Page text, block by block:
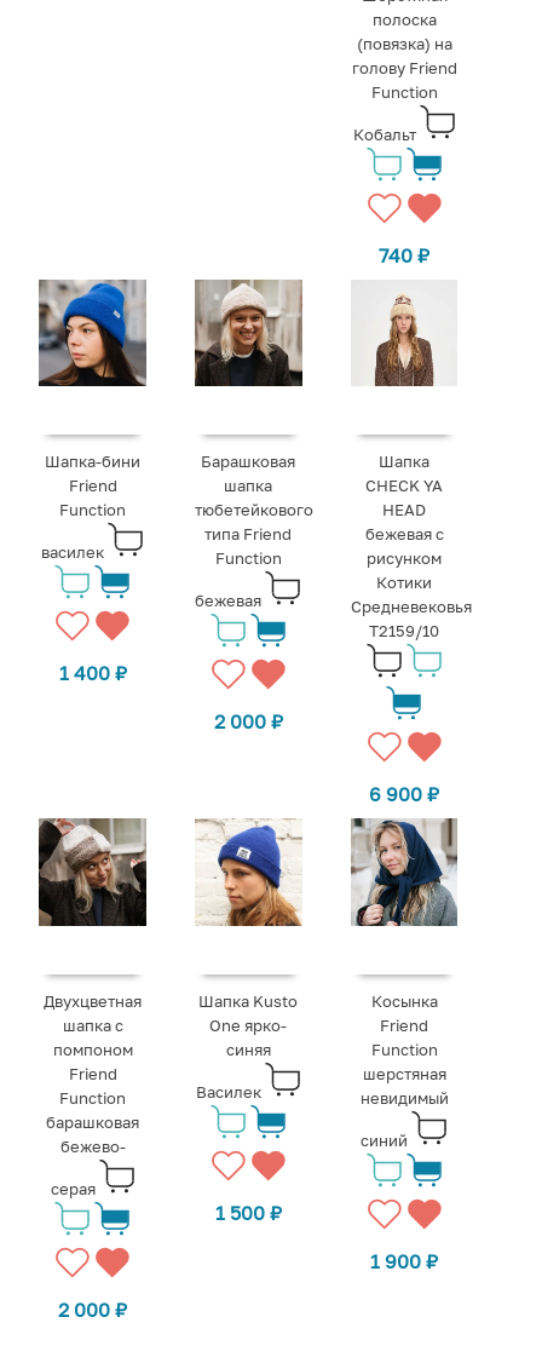
полоска
(повязка) на
голову Friend
Function
Кобальт
740₽
Шапка-бини
Friend
Function
василек
1 400 ₽
Барашковая
шапка
тюбетейкового
типа Friend
Function
бежевая
2 000 ₽
Шапка
CHECK YA
HEAD
бежевая с
рисунком
Котики
Средневековья
Т2159/10
6 900₽
Двухцветная
шапка с
помпоном
Friend
Function
барашковая
бежево-
серая
2 000₽
Шапка Kusto
One ярко-
синяя
Василек
1 500 ₽
Косынка
Friend
Function
шерстяная
невидимый
синий
1 900₽